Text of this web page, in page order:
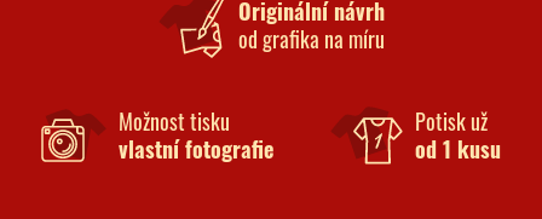
Originální návrh
od grafika na míru
Možnost tisku
vlastní fotografie
Potisk už
od 1 kusu